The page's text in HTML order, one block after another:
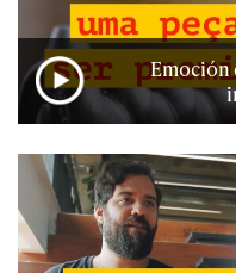
Emoción